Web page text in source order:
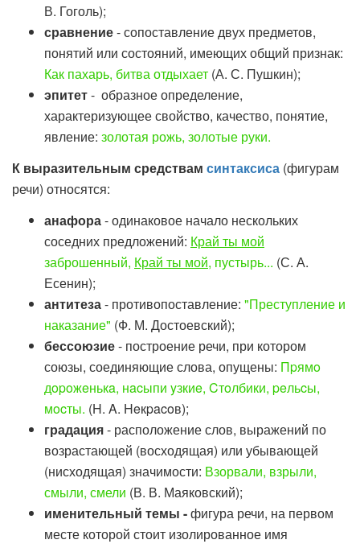
В. Гоголь);
сравнение- сопоставление двух предметов,
понятий или состояний, имеющих общий признак:
Как пахарь, битва отдыхает (А. С. Пушкин);
эпитет- образное определение,
характеризующее свойство, качество, понятие,
явление: золотая рожь, золотые руки.
К выразительным средствам синтаксиса (фигурам
речи) относятся:
анафора- одинаковое начало нескольких
соседних предложений: Край ты мой
заброшенный, Край ты мой, пустырь... (С. А.
Есенин);
антитеза- противопоставление: "Преступление и
наказание" (Ф. М. Достоевский);
бессоюзие- построение речи, при котором
союзы, соединяющие слова, опущены: Пpямo
дopoжeнькa, нacыпи yзкиe, Cтoлбики, peльcы,
мocты. (H. A. Heкpacoв);
градация- расположение слов, выражений по
возрастающей (восходящая) или убывающей
(нисходящая) значимости: Взорвали, взрыли,
смыли, смели (В. В. Маяковский);
именительный темы -фигура речи, на первом
месте которой стоит изолированное имя